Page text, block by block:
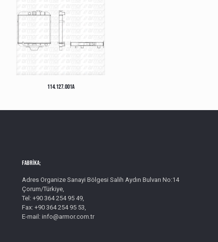
114.127.001A
Fabrika;
Adres Organize Sanayi Bölgesi Salih Aydın Bulvarı No:14
Çorum/Türkiye,
Tel: +90 364 254 95 49,
Fax: +90 364 254 95 53,
E-mail: info@armor.com.tr